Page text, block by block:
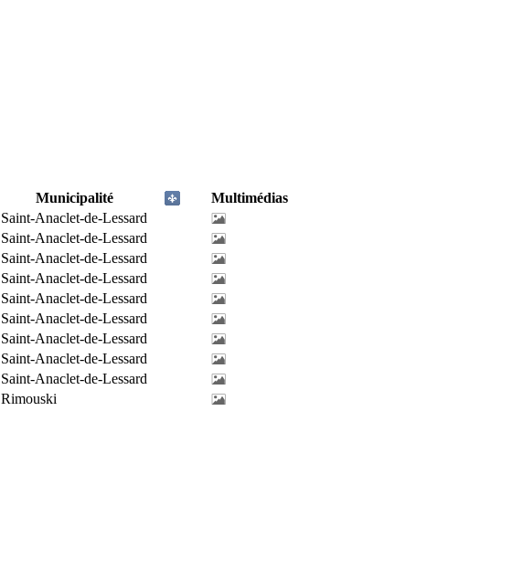
Municipalité
Multimédias
Saint-Anaclet-de-Lessard
Saint-Anaclet-de-Lessard
Saint-Anaclet-de-Lessard
Saint-Anaclet-de-Lessard
Saint-Anaclet-de-Lessard
Saint-Anaclet-de-Lessard
Saint-Anaclet-de-Lessard
Saint-Anaclet-de-Lessard
Saint-Anaclet-de-Lessard
Rimouski